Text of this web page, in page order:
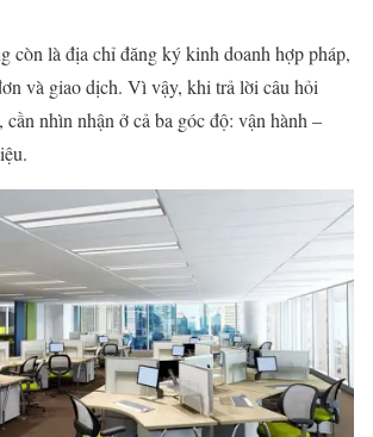
còn là địa chỉ đăng ký kinh doanh hợp pháp,
và giao dịch. Vì vậy, khi trả lời câu hỏi
cần nhìn nhận ở cả ba góc độ: vận hành –